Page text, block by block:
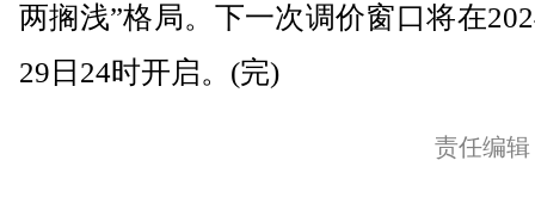
两搁浅”格局。下一次调价窗口将在
29日24时开启。(完)
责任编